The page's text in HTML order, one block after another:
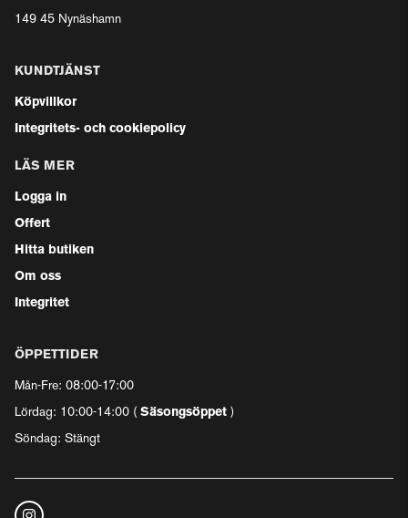
149 45 Nynäshamn
KUNDTJÄNST
Köpvillkor
Integritets- och cookiepolicy
LÄS MER
Logga in
Offert
Hitta butiken
Om oss
Integritet
ÖPPETTIDER
Mån-Fre: 08:00-17:00
Lördag: 10:00-14:00 ( Säsongsöppet )
Söndag: Stängt